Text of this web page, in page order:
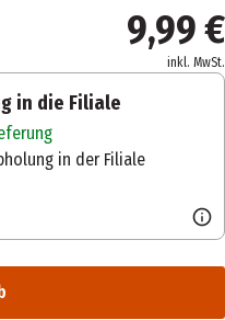
9,99 €
inkl. MwSt.
in die Filiale
in der Filiale